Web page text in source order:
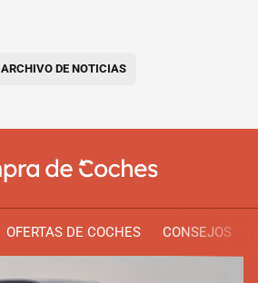
ARCHIVO DE NOTICIAS
OFERTAS DE COCHES CONSEJOS